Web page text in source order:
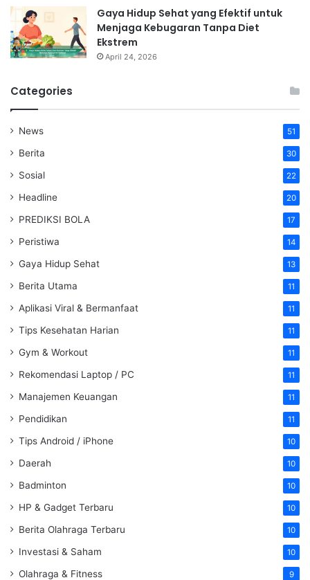
Gaya Hidup Sehat yang Efektif untuk
Menjaga Kebugaran Tanpa Diet
Ekstrem
April 24, 2026
Categories
News 51
Berita 30
Sosial 22
Headline 20
PREDIKSI BOLA 17
Peristiwa 14
Gaya Hidup Sehat 13
Berita Utama 11
Aplikasi Viral & Bermanfaat 11
Tips Kesehatan Harian 11
Gym & Workout 11
Rekomendasi Laptop / PC 11
Manajemen Keuangan 11
Pendidikan 11
Tips Android / iPhone 10
Daerah 10
Badminton 10
HP & Gadget Terbaru 10
Berita Olahraga Terbaru 10
Investasi & Saham 10
Olahraga & Fitness 9